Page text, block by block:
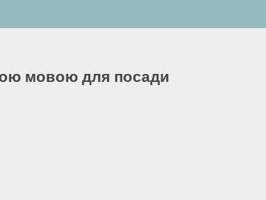
мовою для посади